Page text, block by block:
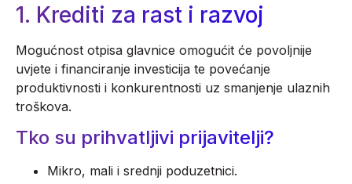
1. Krediti za rast i razvoj
Mogućnost otpisa glavnice omogućit će povoljnije
uvjete i financiranje investicija te povećanje
produktivnosti i konkurentnosti uz smanjenje ulaznih
troškova.
Tko su prihvatljivi prijavitelji?
Mikro, mali i srednji poduzetnici.